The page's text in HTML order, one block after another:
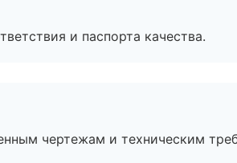
и паспорта качества.
чертежам и техническим